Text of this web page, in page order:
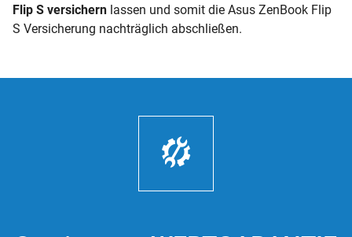
Flip S versichern lassen und somit die Asus ZenBook Flip
S Versicherung nachträglich abschließen.